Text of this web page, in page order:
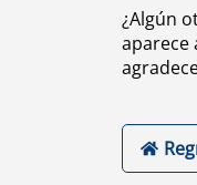
¿Algún
aparece